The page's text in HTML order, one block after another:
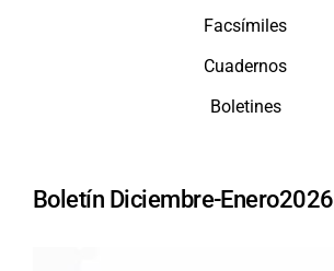
Facsímiles
Cuadernos
Boletines
Boletín Diciembre-Enero2026